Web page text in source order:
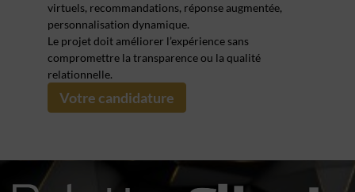
virtuels, recommandations, réponse augmentée,
personnalisation dynamique.
Le projet doit améliorer l’expérience sans
compromettre la transparence ou la qualité
relationnelle.
Votre candidature